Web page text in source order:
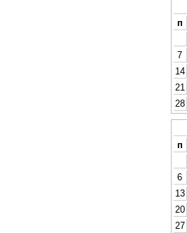
п
7
14
21
28
п
6
13
20
27